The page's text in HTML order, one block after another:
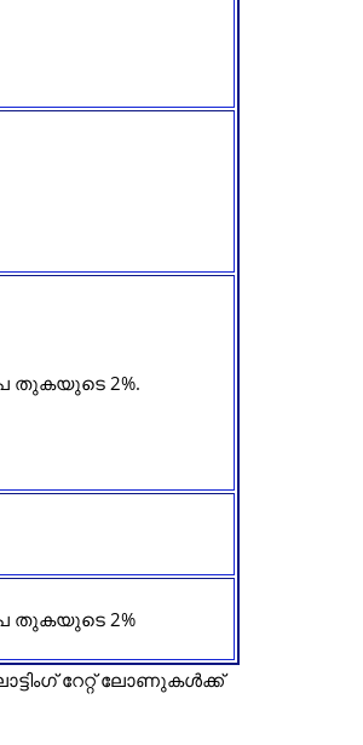
തുകയുടെ 2%.
തുകയുടെ 2%
റേറ്റ് ലോണുകൾക്ക്